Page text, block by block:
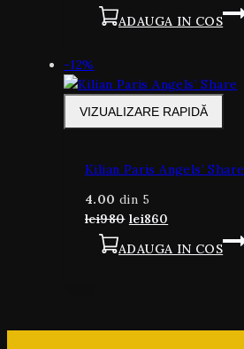
ADAUGA IN COS
-12%
VIZUALIZARE RAPIDĂ
Kilian Paris Angels’ Share
4.00 din 5
lei980 lei860
ADAUGA IN COS